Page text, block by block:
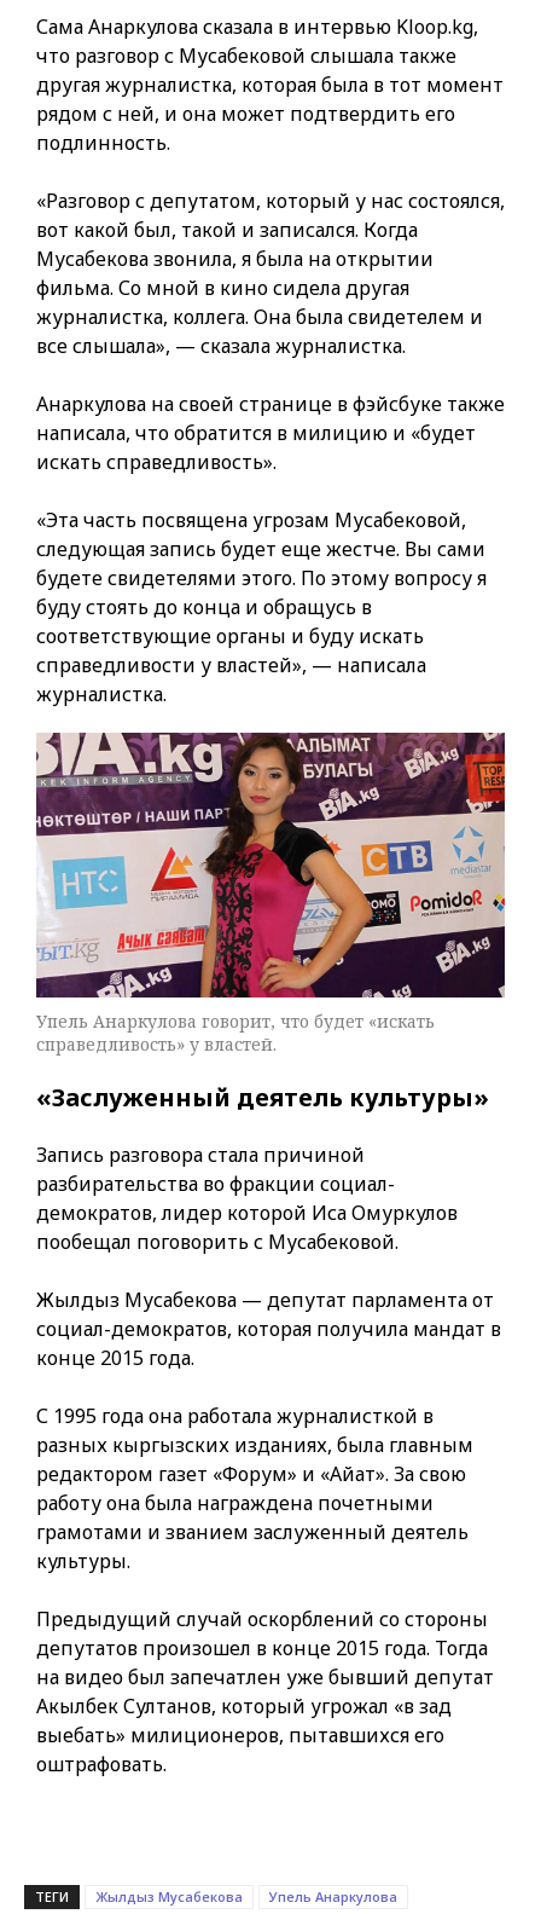
Сама Анаркулова сказала в интервью Kloop.kg,
что разговор с Мусабековой слышала также
другая журналистка, которая была в тот момент
рядом с ней, и она может подтвердить его
подлинность.
«Разговор с депутатом, который у нас состоялся,
вот какой был, такой и записался. Когда
Мусабекова звонила, я была на открытии
фильма. Со мной в кино сидела другая
журналистка, коллега. Она была свидетелем и
все слышала», — сказала журналистка.
Анаркулова на своей странице в фэйсбуке также
написала, что обратится в милицию и «будет
искать справедливость».
«Эта часть посвящена угрозам Мусабековой,
следующая запись будет еще жестче. Вы сами
будете свидетелями этого. По этому вопросу я
буду стоять до конца и обращусь в
соответствующие органы и буду искать
справедливости у властей», — написала
журналистка.
Упель Анаркулова говорит, что будет «искать
справедливость» у властей.
«Заслуженный деятель культуры»
Запись разговора стала причиной
разбирательства во фракции социал-
демократов, лидер которой Иса Омуркулов
пообещал поговорить с Мусабековой.
Жылдыз Мусабекова — депутат парламента от
социал-демократов, которая получила мандат в
конце 2015 года.
С 1995 года она работала журналисткой в
разных кыргызских изданиях, была главным
редактором газет «Форум» и «Айат». За свою
работу она была награждена почетными
грамотами и званием заслуженный деятель
культуры.
Предыдущий случай оскорблений со стороны
депутатов произошел в конце 2015 года. Тогда
на видео был запечатлен уже бывший депутат
Акылбек Султанов, который угрожал «в зад
выебать» милиционеров, пытавшихся его
оштрафовать.
ТЕГИ Жылдыз Мусабекова
Упель Анаркулова